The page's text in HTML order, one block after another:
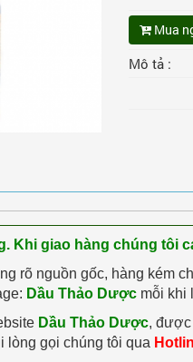
Mua
Mô tả :
Khi giao hàng chúng tôi
rõ nguồn gốc, hàng kém
Dầu Thảo Dược mỗi khi
Dầu Thảo Dược, được
lòng gọi chúng tôi qua